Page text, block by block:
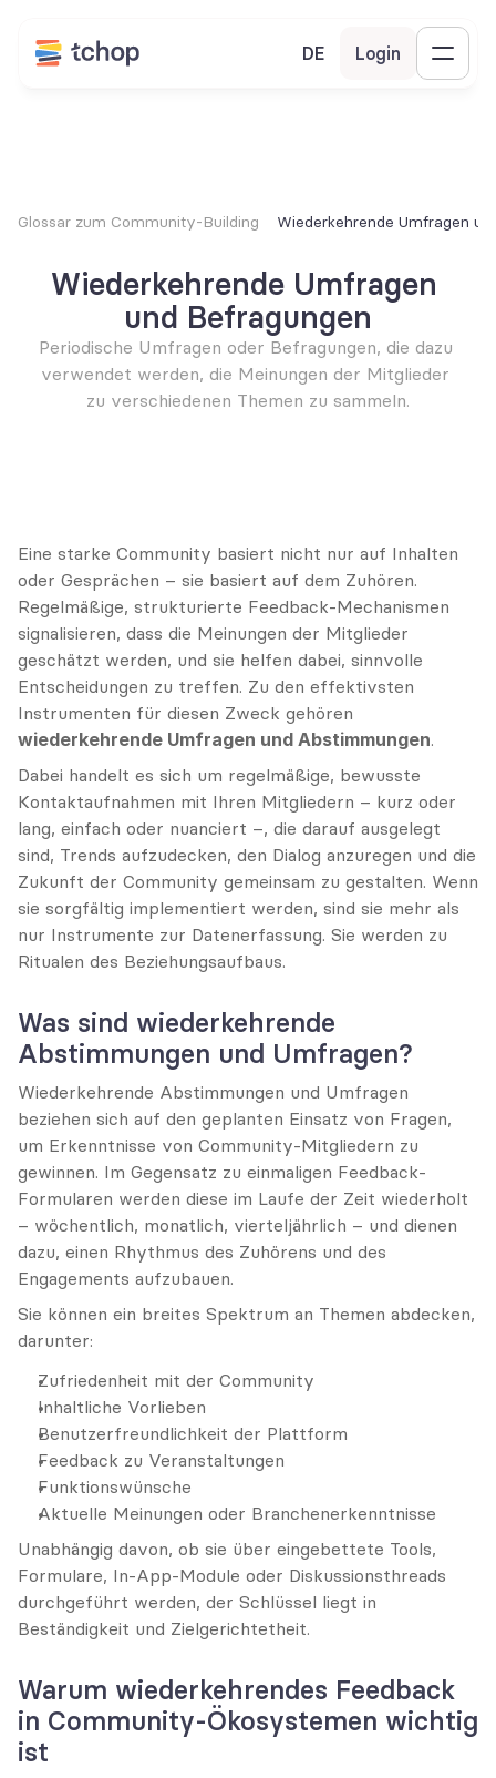
DE Login
Glossar zum Community-Building Wiederkehrende Umfragen
Wiederkehrende Umfragen
und Befragungen
Periodische Umfragen oder Befragungen, die dazu
verwendet werden, die Meinungen der Mitglieder
zu verschiedenen Themen zu sammeln.
Eine starke Community basiert nicht nur auf Inhalten
oder Gesprächen – sie basiert auf dem Zuhören.
Regelmäßige, strukturierte Feedback-Mechanismen
signalisieren, dass die Meinungen der Mitglieder
geschätzt werden, und sie helfen dabei, sinnvolle
Entscheidungen zu treffen. Zu den effektivsten
wiederkehrende Umfragen und Abstimmungen.
Dabei handelt es sich um regelmäßige, bewusste
Kontaktaufnahmen mit Ihren Mitgliedern – kurz oder
lang, einfach oder nuanciert –, die darauf ausgelegt
sind, Trends aufzudecken, den Dialog anzuregen und die
Zukunft der Community gemeinsam zu gestalten. Wenn
sie sorgfältig implementiert werden, sind sie mehr als
nur Instrumente zur Datenerfassung. Sie werden zu
Ritualen des Beziehungsaufbaus.
Was sind wiederkehrende
Abstimmungen und Umfragen?
Wiederkehrende Abstimmungen und Umfragen
beziehen sich auf den geplanten Einsatz von Fragen,
um Erkenntnisse von Community-Mitgliedern zu
gewinnen. Im Gegensatz zu einmaligen Feedback-
Formularen werden diese im Laufe der Zeit wiederholt
– wöchentlich, monatlich, vierteljährlich – und dienen
dazu, einen Rhythmus des Zuhörens und des
Engagements aufzubauen.
Sie können ein breites Spektrum an Themen abdecken,
darunter:
Zufriedenheit mit der Community
Inhaltliche Vorlieben
Benutzerfreundlichkeit der Plattform
Feedback zu Veranstaltungen
Funktionswünsche
Aktuelle Meinungen oder Branchenerkenntnisse
Unabhängig davon, ob sie über eingebettete Tools,
Formulare, In-App-Module oder Diskussionsthreads
durchgeführt werden, der Schlüssel liegt in
Beständigkeit und Zielgerichtetheit.
Warum wiederkehrendes Feedback
in Community-Ökosystemen wichtig
ist